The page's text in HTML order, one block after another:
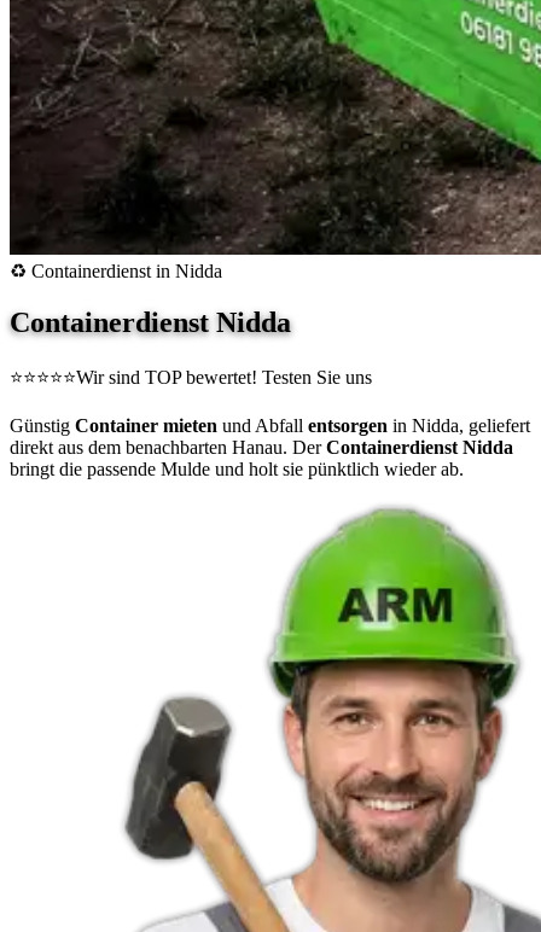
♻️ Containerdienst in Nidda
Containerdienst Nidda
⭐⭐⭐⭐⭐Wir sind TOP bewertet! Testen Sie uns
Günstig Container mieten und Abfall entsorgen in Nidda, geliefert
direkt aus dem benachbarten Hanau. DerContainerdienst Nidda
bringt die passende Mulde und holt sie pünktlich wieder ab.